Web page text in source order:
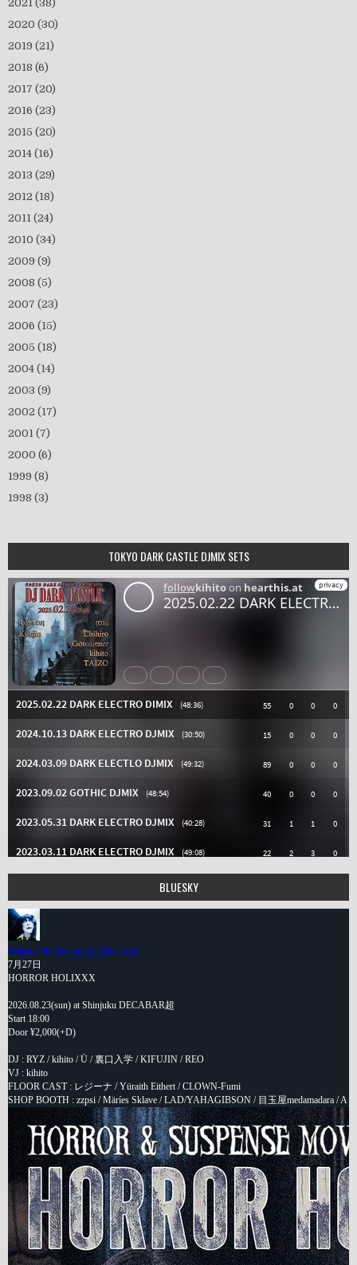
2021 (38)
2020 (30)
2019 (21)
2018 (6)
2017 (20)
2016 (23)
2015 (20)
2014 (16)
2013 (29)
2012 (18)
2011 (24)
2010 (34)
2009 (9)
2008 (5)
2007 (23)
2006 (15)
2005 (18)
2004 (14)
2003 (9)
2002 (17)
2001 (7)
2000 (6)
1999 (8)
1998 (3)
TOKYO DARK CASTLE DJMIX SETS
BLUESKY